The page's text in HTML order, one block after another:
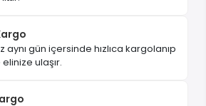
aynı gün içersinde hızlıca kargolanıp
ulaşır.